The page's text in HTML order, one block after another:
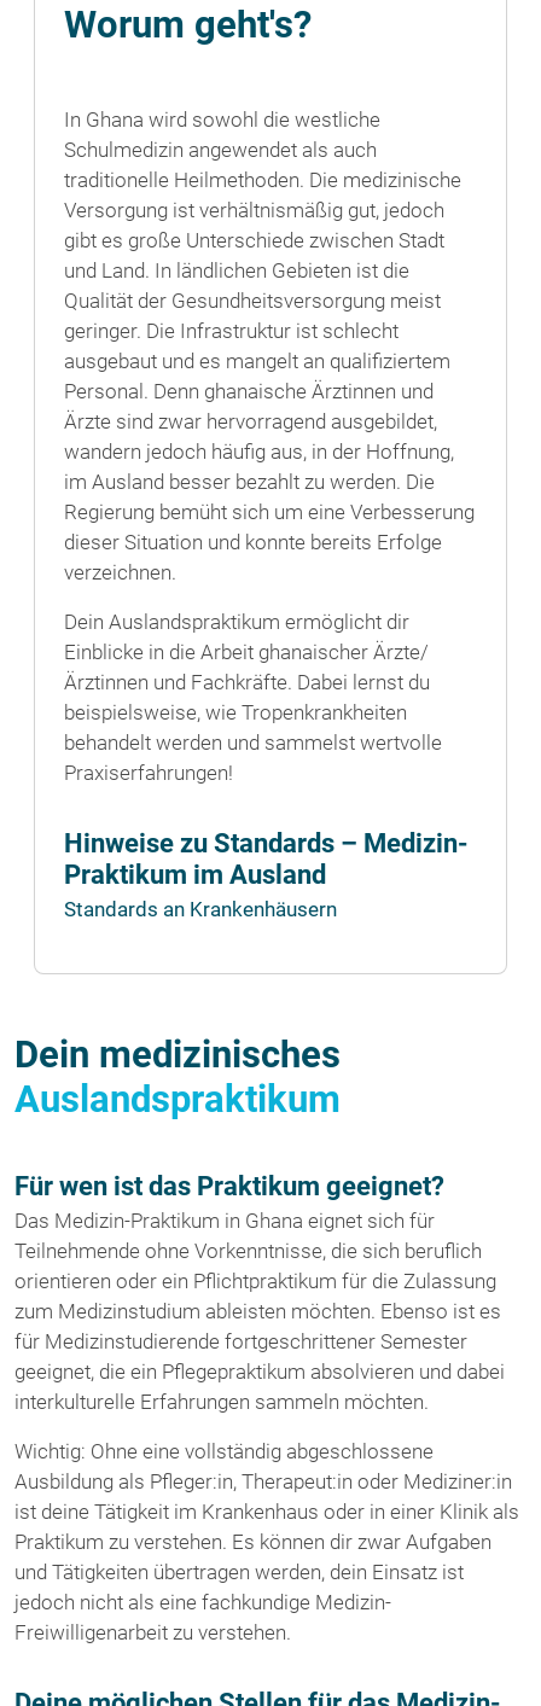
Worum geht's?
In Ghana wird sowohl die westliche
Schulmedizin angewendet als auch
traditionelle Heilmethoden. Die medizinische
Versorgung ist verhältnismäßig gut, jedoch
gibt es große Unterschiede zwischen Stadt
und Land. In ländlichen Gebieten ist die
Qualität der Gesundheitsversorgung meist
geringer. Die Infrastruktur ist schlecht
ausgebaut und es mangelt an qualifiziertem
Personal. Denn ghanaische Ärztinnen und
Ärzte sind zwar hervorragend ausgebildet,
wandern jedoch häufig aus, in der Hoffnung,
im Ausland besser bezahlt zu werden. Die
Regierung bemüht sich um eine Verbesserung
dieser Situation und konnte bereits Erfolge
verzeichnen.
Dein Auslandspraktikum ermöglicht dir
Einblicke in die Arbeit ghanaischer Ärzte/
Ärztinnen und Fachkräfte. Dabei lernst du
beispielsweise, wie Tropenkrankheiten
behandelt werden und sammelst wertvolle
Praxiserfahrungen!
Hinweise zu Standards – Medizin-
Praktikum im Ausland
Standards an Krankenhäusern
Dein medizinisches
Auslandspraktikum
Für wen ist das Praktikum geeignet?
Das Medizin-Praktikum in Ghana eignet sich für
Teilnehmende ohne Vorkenntnisse, die sich beruflich
orientieren oder ein Pflichtpraktikum für die Zulassung
zum Medizinstudium ableisten möchten. Ebenso ist es
für Medizinstudierende fortgeschrittener Semester
geeignet, die ein Pflegepraktikum absolvieren und dabei
interkulturelle Erfahrungen sammeln möchten.
Wichtig: Ohne eine vollständig abgeschlossene
Ausbildung als Pfleger:in, Therapeut:in oder Mediziner:in
ist deine Tätigkeit im Krankenhaus oder in einer Klinik als
Praktikum zu verstehen. Es können dir zwar Aufgaben
und Tätigkeiten übertragen werden, dein Einsatz ist
jedoch nicht als eine fachkundige Medizin-
Freiwilligenarbeit zu verstehen.